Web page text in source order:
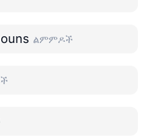
ልምምዶች